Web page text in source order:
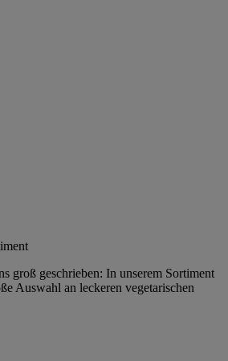
groß geschrieben: In unserem Sortiment
Auswahl an leckeren vegetarischen